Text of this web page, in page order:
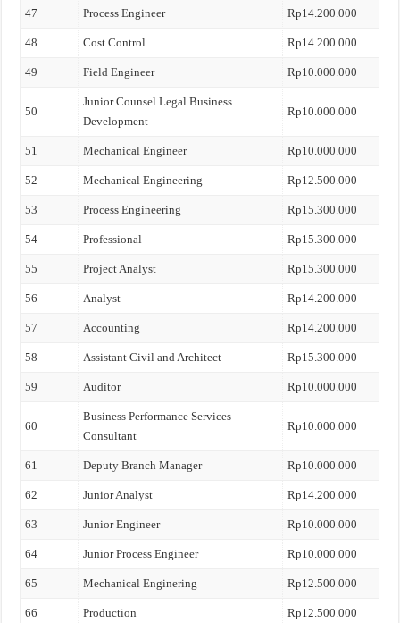
47 Process Engineer Rp14.200.000
48 Cost Control Rp14.200.000
49 Field Engineer Rp10.000.000
50
Junior Counsel Legal Business
Development
Rp10.000.000
51 Mechanical Engineer Rp10.000.000
52 Mechanical Engineering Rp12.500.000
53 Process Engineering Rp15.300.000
54 Professional Rp15.300.000
55 Project Analyst Rp15.300.000
56 Analyst Rp14.200.000
57 Accounting Rp14.200.000
58 Assistant Civil and Architect Rp15.300.000
59 Auditor Rp10.000.000
60
Business Performance Services
Consultant
Rp10.000.000
61 Deputy Branch Manager Rp10.000.000
62 Junior Analyst Rp14.200.000
63 Junior Engineer Rp10.000.000
64 Junior Process Engineer Rp10.000.000
65 Mechanical Enginering Rp12.500.000
66 Production Rp12.500.000